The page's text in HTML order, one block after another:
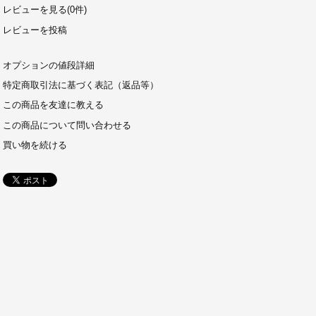
レビューを見る(0件)
レビューを投稿
オプションの値段詳細
特定商取引法に基づく表記（返品等）
この商品を友達に教える
この商品について問い合わせる
買い物を続ける